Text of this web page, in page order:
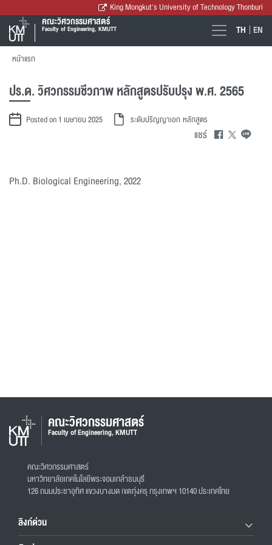
King Mongkut's University of Technology Thonburi
คณะวิศวกรรมศาสตร์
Faculty of Engineering, KMUTT TH EN
หน้าแรก
ปร.ด. วิศวกรรมชีวภาพ หลักสูตรปรับปรุง พ.ศ. 2565
Posted on 1 เมษายน 2025 ระดับปริญญาเอก หลักสูตร
แชร์
Ph.D. Biological Engineering, 2022
คณะวิศวกรรมศาสตร์
Faculty of Engineering, KMUTT
คณะวิศวกรรมศาสตร์
มหาวิทยาลัยเทคโนโลยีพระจอมเกล้าธนบุรี
126 ถนนประชาอุทิศ แขวงบางมด เขตทุ่งครุ กรุงเทพฯ 10140 ประเทศไทย
ลิงก์ด่วน